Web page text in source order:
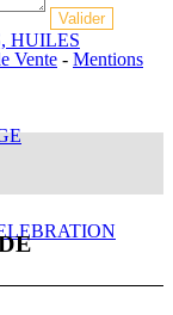
HUILES
Vente - Mentions